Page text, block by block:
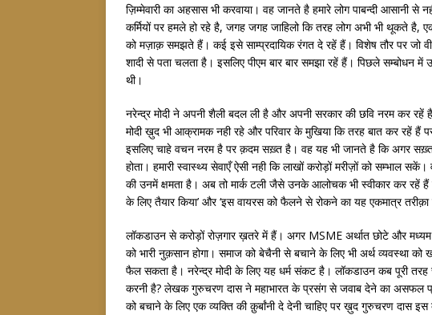
ज़िम्मेवारी का अहसास भी करवाया। वह जानते है हमारे लोग पाबन्दी आसानी
कर्मियों पर हमले हो रहे है, जगह जगह जाहिलो कि तरह लोग अभी भी थूकते
को मज़ाक़ समझते हैं। कई इसे साम्प्रदायिक रंगत दे रहें हैं। विशेष तौर पर जो
शादी से पता चलता है। इसलिए पीएम बार बार समझा रहें हैं। पिछले सम्बोधन में
थी।
नरेन्द्र मोदी ने अपनी शैली बदल ली है और अपनी सरकार की छवि नरम कर
मोदी ख़ुद भी आक्रामक नही रहे और परिवार के मुखिया कि तरह बात कर रहें हैं
इसलिए चाहे वचन नरम है पर क़दम सख़्त है। वह यह भी जानते है कि अगर
होता। हमारी स्वास्थ्य सेवाएँ ऐसी नही कि लाखों करोड़ों मरीज़ों को सम्भाल
की उनमें क्षमता है। अब तो मार्क टली जैसे उनके आलोचक भी स्वीकार कर रहें हैं
के लिए तैयार किया’ और ‘इस वायरस को फैलने से रोकने का यह एकमात्र तरीक़ा
लॉकडाउन से करोड़ों रोज़गार ख़तरे में हैं। अगर MSME अर्थात छोटे और
को भारी नुक़सान होगा। समाज को बेचैनी से बचाने के लिए भी अर्थ व्यवस्था
फैल सकता है। नरेन्द्र मोदी के लिए यह धर्म संकट है। लॉकडाउन कब पूरी तरह से
करनी है? लेखक गुरुचरण दास ने महाभारत के प्रसंग से जवाब देने का असफल
को बचाने के लिए एक व्यक्ति की क़ुर्बांनी दे देनी चाहिए पर ख़ुद गुरुचरण दास